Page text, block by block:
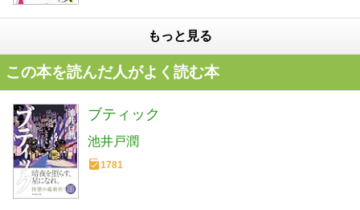
もっと見る
この本を読んだ人がよく読む本
ブティック
池井戸潤
1781